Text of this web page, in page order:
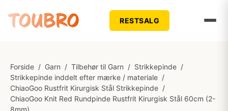
RESTSALG
Forside / Garn / Tilbehør til Garn / Strikkepinde /
Strikkepinde inddelt efter mærke / materiale /
ChiaoGoo Rustfrit Kirurgisk Stål Strikkepinde /
ChiaoGoo Knit Red Rundpinde Rustfrit Kirurgisk Stål 60cm (2-
8mm)